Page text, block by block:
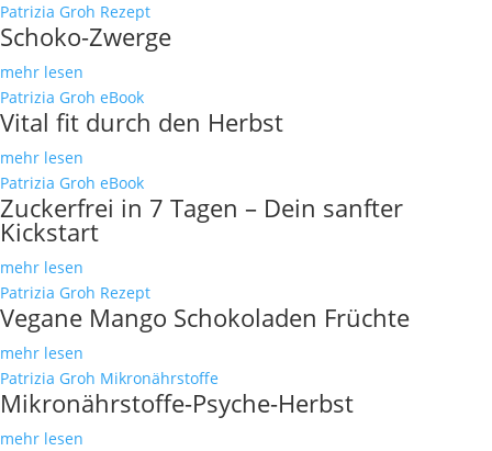
Patrizia Groh Rezept
Schoko-Zwerge
mehr lesen
Patrizia Groh eBook
Vital fit durch den Herbst
mehr lesen
Patrizia Groh eBook
Zuckerfrei in 7 Tagen – Dein sanfter
Kickstart
mehr lesen
Patrizia Groh Rezept
Vegane Mango Schokoladen Früchte
mehr lesen
Patrizia Groh Mikronährstoffe
Mikronährstoffe-Psyche-Herbst
mehr lesen